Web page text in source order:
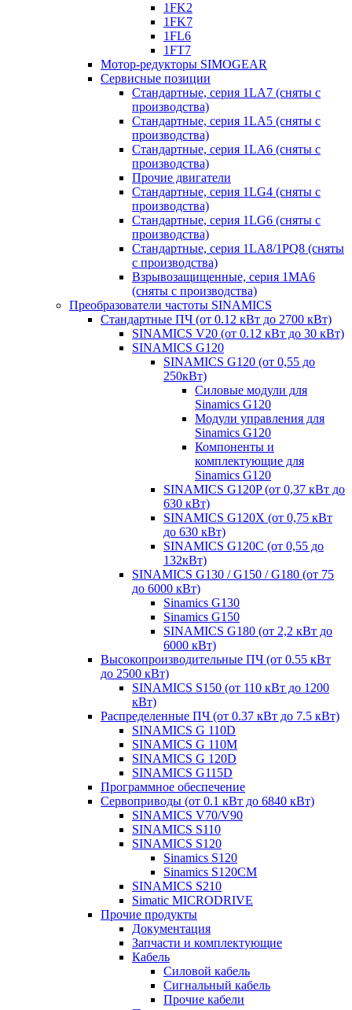
1FK2
1FK7
1FL6
1FT7
Мотор-редукторы SIMOGEAR
Сервисные позиции
Стандартные, серия 1LA7 (сняты с
производства)
Стандартные, серия 1LA5 (сняты с
производства)
Стандартные, серия 1LA6 (сняты с
производства)
Прочие двигатели
Стандартные, серия 1LG4 (сняты с
производства)
Стандартные, серия 1LG6 (сняты с
производства)
Стандартные, серия 1LA8/1PQ8 (сняты
с производства)
Взрывозащищенные, серия 1MA6
(сняты с производства)
Преобразователи частоты SINAMICS
Стандартные ПЧ (от 0.12 кВт до 2700 кВт)
SINAMICS V20 (от 0.12 кВт до 30 кВт)
SINAMICS G120
SINAMICS G120 (от 0,55 до
250кВт)
Силовые модули для
Sinamics G120
Модули управления для
Sinamics G120
Компоненты и
комплектующие для
Sinamics G120
SINAMICS G120P (от 0,37 кВт до
630 кВт)
SINAMICS G120X (от 0,75 кВт
до 630 кВт)
SINAMICS G120C (от 0,55 до
132кВт)
SINAMICS G130 / G150 / G180 (от 75
до 6000 кВт)
Sinamics G130
Sinamics G150
SINAMICS G180 (от 2,2 кВт до
6000 кВт)
Высокопроизводительные ПЧ (от 0.55 кВт
до 2500 кВт)
SINAMICS S150 (от 110 кВт до 1200
кВт)
Распределенные ПЧ (от 0.37 кВт до 7.5 кВт)
SINAMICS G 110D
SINAMICS G 110M
SINAMICS G 120D
SINAMICS G115D
Программное обеспечение
Сервоприводы (от 0.1 кВт до 6840 кВт)
SINAMICS V70/V90
SINAMICS S110
SINAMICS S120
Sinamics S120
Sinamics S120CM
SINAMICS S210
Simatic MICRODRIVE
Прочие продукты
Документация
Запчасти и комплектующие
Кабель
Силовой кабель
Сигнальный кабель
Прочие кабели